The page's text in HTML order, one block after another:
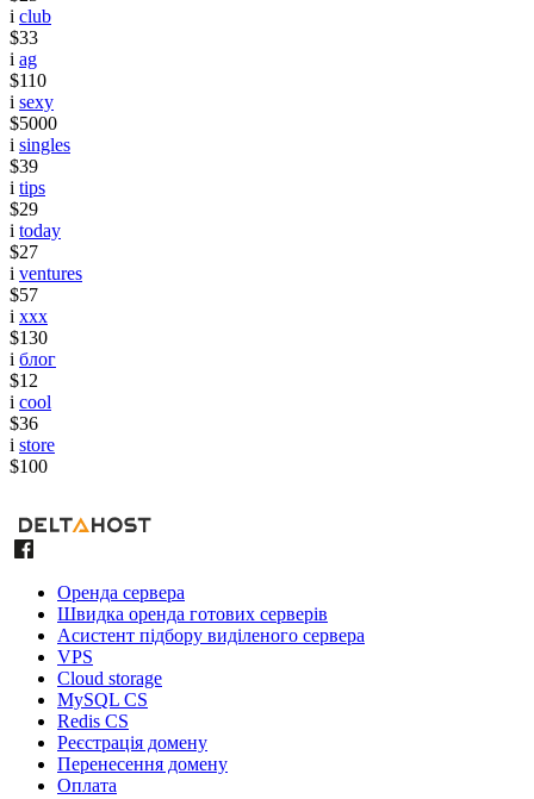
i club
$33
i ag
$110
i sexy
$5000
i singles
$39
i tips
$29
i today
$27
i ventures
$57
i xxx
$130
i блог
$12
i cool
$36
i store
$100
Оренда сервера
Швидка оренда готових серверів
Асистент підбору виділеного сервера
VPS
Cloud storage
MySQL CS
Redis CS
Реєстрація домену
Перенесення домену
Оплата